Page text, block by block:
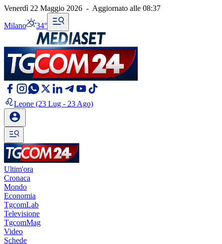
Venerdì 22 Maggio 2026 - Aggiornato alle 08:37
Milano 34°
Leone (23 Lug - 23 Ago)
Ultim'ora
Cronaca
Mondo
Economia
TgcomLab
Televisione
TgcomMag
Video
Schede